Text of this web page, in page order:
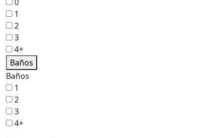
1
2
3
4+
Baños
Baños
1
2
3
4+